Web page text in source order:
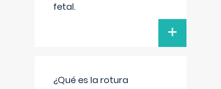
fetal.
+
¿Qué es la rotura